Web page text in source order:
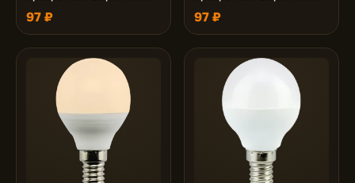
(композит) 80x45
97 ₽
(композит) 80x45
97 ₽